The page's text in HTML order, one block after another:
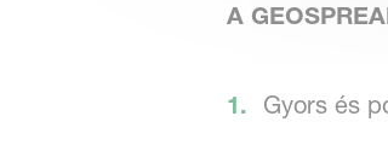
A
Gyors és